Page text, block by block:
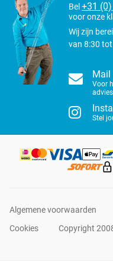
Bel +31
voor onze
Wij zijn
van 8:30
Mail
Voor
advies
Stel
Algemene voorwaarden
Cookies
Copyright